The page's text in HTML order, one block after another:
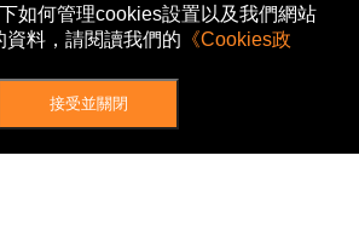
如何管理cookies設置以及我們網站
料，請閱讀我們的 《Cookies政
接受並關閉